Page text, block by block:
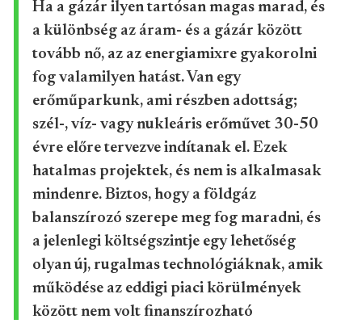
Ha a gázár ilyen tartósan magas marad, és
a különbség az áram- és a gázár között
tovább nő, az az energiamixre gyakorolni
fog valamilyen hatást. Van egy
erőműparkunk, ami részben adottság;
szél-, víz- vagy nukleáris erőművet 30-50
évre előre tervezve indítanak el. Ezek
hatalmas projektek, és nem is alkalmasak
mindenre. Biztos, hogy a földgáz
balanszírozó szerepe meg fog maradni, és
a jelenlegi költségszintje egy lehetőség
olyan új, rugalmas technológiáknak, amik
működése az eddigi piaci körülmények
között nem volt finanszírozható